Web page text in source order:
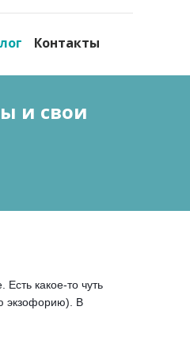
Контакты
и свои
какое-то чуть
экзофорию). В